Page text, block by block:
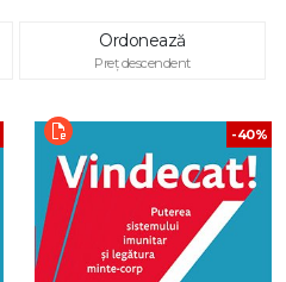
Ordonează
Preț descendent
-40%